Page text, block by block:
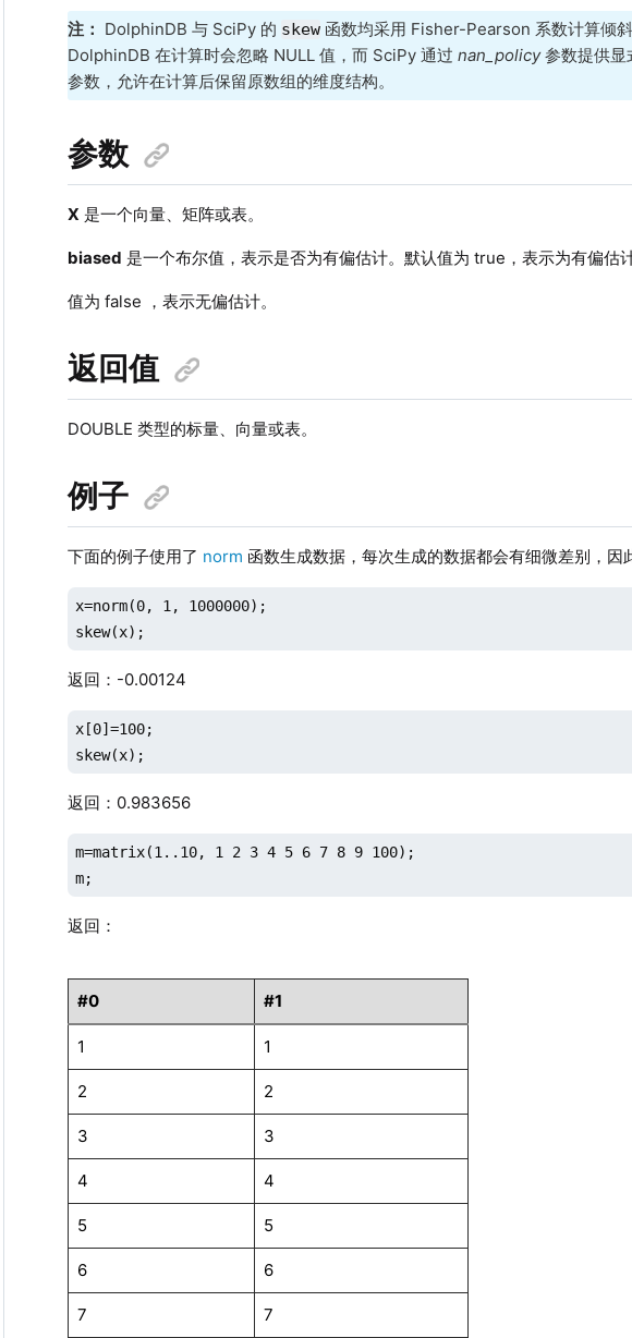
注： DolphinDB 与 SciPy 的 skew 函数均采用 Fisher-Pearson 系数计算倾
DolphinDB 在计算时会忽略 NULL 值，而 SciPy 通过nan_policy参数提供显
参数，允许在计算后保留原数组的维度结构。
参数
X 是一个向量、矩阵或表。
biased 是一个布尔值，表示是否为有偏估计。默认值为 true，表示为有偏估计
值为 false ，表示无偏估计。
返回值
DOUBLE 类型的标量、向量或表。
例子
下面的例子使用了 norm 函数生成数据，每次生成的数据都会有细微差别，因
x=norm(0, 1, 1000000);
skew(x);
返回：-0.00124
x[0]=100;
skew(x);
返回：0.983656
m=matrix(1..10, 1 2 3 4 5 6 7 8 9 100);
m;
返回：
#0 #1
1 1
2 2
3 3
4 4
5 5
6 6
7 7